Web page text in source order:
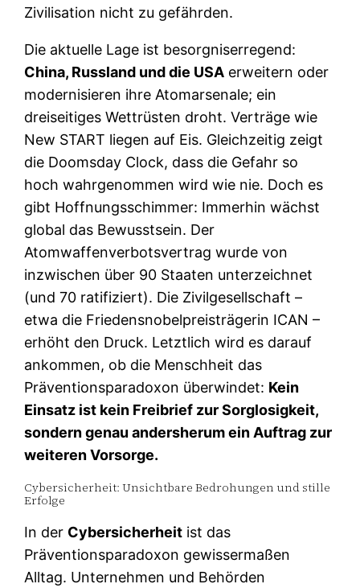
Zivilisation nicht zu gefährden.
Die aktuelle Lage ist besorgniserregend:
China, Russland und die USA erweitern oder
modernisieren ihre Atomarsenale; ein
dreiseitiges Wettrüsten droht. Verträge wie
New START liegen auf Eis. Gleichzeitig zeigt
die Doomsday Clock, dass die Gefahr so
hoch wahrgenommen wird wie nie. Doch es
gibt Hoffnungsschimmer: Immerhin wächst
global das Bewusstsein. Der
Atomwaffenverbotsvertrag wurde von
inzwischen über 90 Staaten unterzeichnet
(und 70 ratifiziert). Die Zivilgesellschaft –
etwa die Friedensnobelpreisträgerin ICAN –
erhöht den Druck. Letztlich wird es darauf
ankommen, ob die Menschheit das
Präventionsparadoxon überwindet: Kein
Einsatz ist kein Freibrief zur Sorglosigkeit,
sondern genau andersherum ein Auftrag zur
weiteren Vorsorge.
Cybersicherheit: Unsichtbare Bedrohungen und stille
Erfolge
In der Cybersicherheit ist das
Präventionsparadoxon gewissermaßen
Alltag. Unternehmen und Behörden